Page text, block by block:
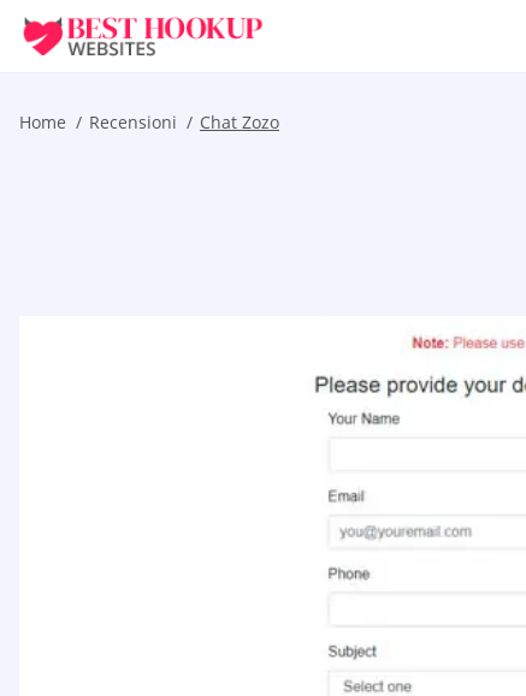
Home Recensioni Chat Zozo